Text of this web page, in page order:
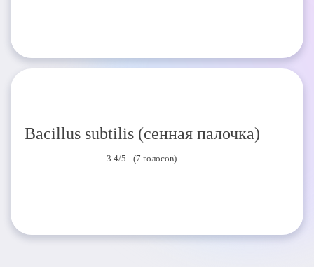
Bacillus subtilis (cенная палочка)
3.4/5 - (7 голосов)